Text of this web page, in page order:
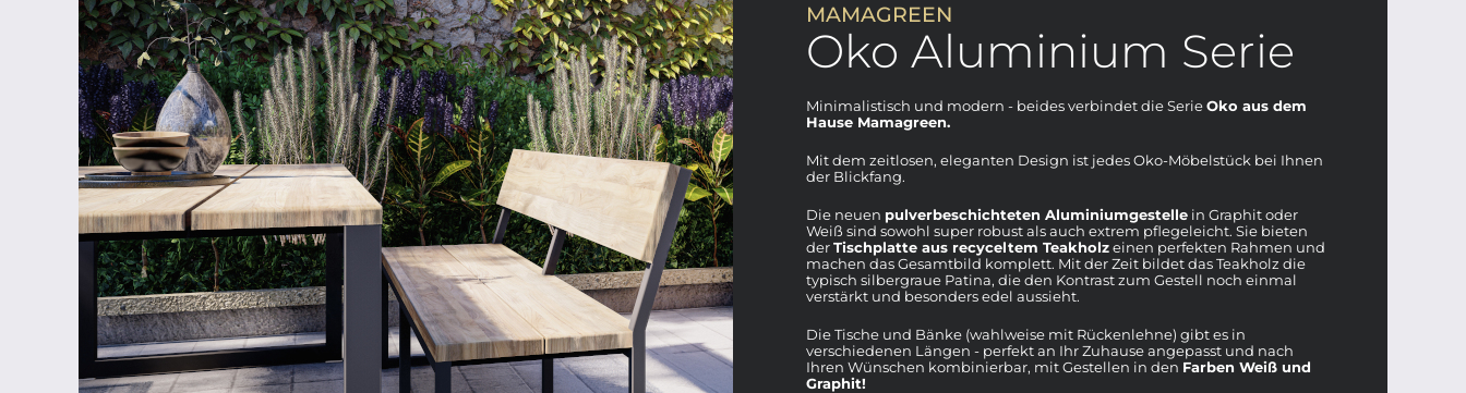
MAMAGREEN
Oko Aluminium Serie
Minimalistisch und modern - beides verbindet die SerieOko aus dem
Hause Mamagreen.
Mit dem zeitlosen, eleganten Design ist jedes Oko-Möbelstück bei Ihnen
der Blickfang.
Die neuen pulverbeschichteten Aluminiumgestelle in Graphit oder
Weiß sind sowohl super robust als auch extrem pflegeleicht. Sie bieten
derTischplatte aus recyceltem Teakholzeinen perfekten Rahmen und
machen das Gesamtbild komplett. Mit der Zeit bildet das Teakholz die
typisch silbergraue Patina, die den Kontrast zum Gestell noch einmal
verstärkt und besonders edel aussieht.
Die Tische und Bänke (wahlweise mit Rückenlehne) gibt es in
verschiedenen Längen - perfekt an Ihr Zuhause angepasst und nach
Ihren Wünschen kombinierbar, mit Gestellen in den Farben Weiß und
Graphit!